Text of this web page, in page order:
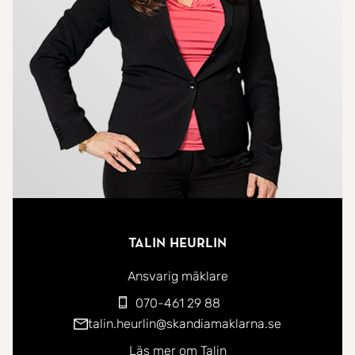
både värme och trivsel, intill ligger ett stort
vardagsrum med ytterligare en kakelugn, samt en
öppenspis och fönster i två väderstreck. På
entréplanet finns också ett sovrum samt badrum
med dusch och tvättmaskin.
En trappa upp möts du av ett rymligt allrum som
även kan användas som sovrum om man så
in closet. Det helkaklade badrummet på övre plan
är generöst utformat med dubbelhandfat, toalett,
jacuzzi, spotlights i taket och ett fönster som ger
naturligt ljus.
Talin Heurlin
Ansvarig mäklare
070-461 29 88
talin.heurlin@skandiamaklarna.se
Läs mer om Talin